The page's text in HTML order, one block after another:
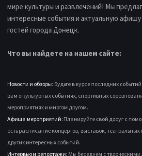
мире культуры и развлечений! Мы
интересные события и актуальную
гостей города Донецк.
Что вы найдете на нашем сайте:
Новости и обзоры: Будьте в курсе последних
вам о культурных событиях, спортивных
мероприятиях и многом другом.
Афиша мероприятий :Планируйте свой досуг с
есть расписание концертов, выставок,
других интересных событий.
Интервью и репортажи: Мы беседуем с